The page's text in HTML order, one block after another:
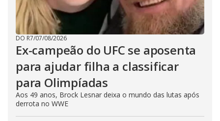
DO R7/07/08/2026
Ex-campeão do UFC se aposenta
para ajudar filha a classificar
para Olimpíadas
Aos 49 anos, Brock Lesnar deixa o mundo das lutas após
derrota no WWE